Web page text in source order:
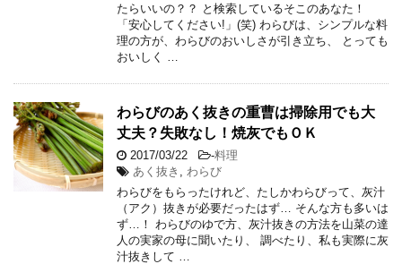
たらいいの？？ と検索しているそこのあなた！
「安心してください!」(笑) わらびは、シンプルな料
理の方が、わらびのおいしさが引き立ち、 とっても
おいしく …
わらびのあく抜きの重曹は掃除用でも大
丈夫？失敗なし！焼灰でもＯＫ
2017/03/22 -料理
あく抜き
わらび
わらびをもらったけれど、たしかわらびって、灰汁
（アク）抜きが必要だったはず… そんな方も多いは
ず…！ わらびのゆで方、灰汁抜きの方法を山菜の達
人の実家の母に聞いたり、 調べたり、私も実際に灰
汁抜きして …